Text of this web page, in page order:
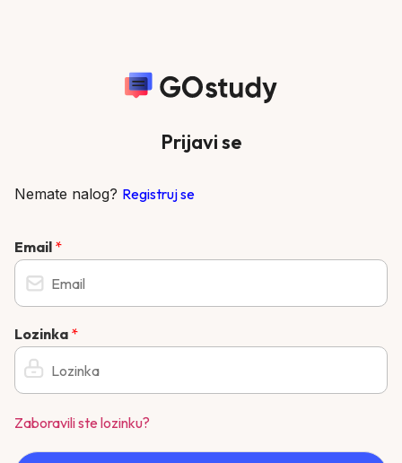
Prijavi se
Nemate nalog? Registruj se
Email *
Lozinka *
Zaboravili ste lozinku?